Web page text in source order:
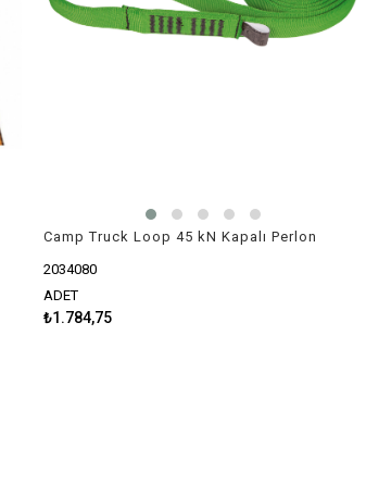
Camp Truck Loop 45 kN Kapalı Perlon
2034080
ADET
₺1.784,75